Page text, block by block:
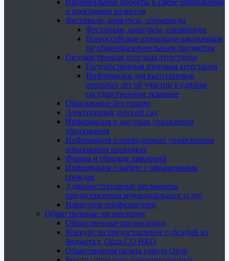
Национальные проекты в сфере образования
и программы развития
Фестивали, конкурсы, олимпиады
Фестивали, конкурсы, олимпиады
Всероссийская олимпиада школьников
по общеобразовательным предметам
Государственная итоговая аттестация
Государственная итоговая аттестация
Информация для выпускников
прошлых лет об участии в едином
государственном экзамене
Образование без границ
Электронный детский сад
Информация о закупках управления
образования
Информация о проведенных управлением
образования проверках
Формы и образцы заявлений
Информация о работе с обращениями
граждан
Административные регламенты
предоставления муниципальных услуг
Навигатор профилактики
Общественные организации
Общественные организации
Конкурс на предоставление субсидий из
бюджета г. Орла СО НКО
Общественная палата города Орла